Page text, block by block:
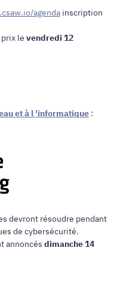
agenda inscription
le vendredi 12
et à l 'informatique :
devront résoudre pendant
de cybersécurité.
annoncés dimanche 14